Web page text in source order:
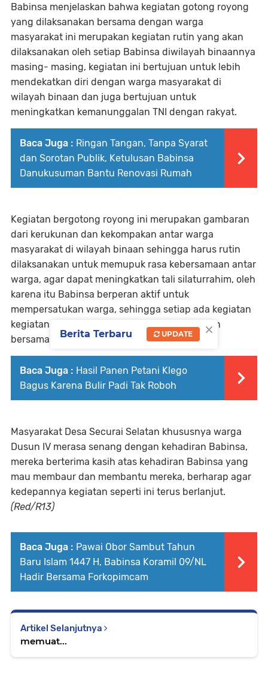
Babinsa menjelaskan bahwa kegiatan gotong royong
yang dilaksanakan bersama dengan warga
masyarakat ini merupakan kegiatan rutin yang akan
dilaksanakan oleh setiap Babinsa diwilayah binaannya
masing- masing, kegiatan ini bertujuan untuk lebih
mendekatkan diri dengan warga masyarakat di
wilayah binaan dan juga bertujuan untuk
meningkatkan kemanunggalan TNI dengan rakyat.
Baca Juga : Ringan Tangan, Tanpa Syarat
dan Sorotan Publik, Ketulusan Babinsa
Danukusuman Bantu Renovasi Rumah
Kegiatan bergotong royong ini merupakan gambaran
dari kerukunan dan kekompakan antar warga
masyarakat di wilayah binaan sehingga harus rutin
dilaksanakan untuk memupuk rasa kebersamaan antar
warga, agar dapat meningkatkan tali silaturrahim, oleh
karena itu Babinsa berperan aktif untuk
mempersatukan warga, sehingga setiap ada kegiatan
kegiatan yang bersifat positif bisa diselesaikan
bersama sama.
Baca Juga : Hasil Panen Petani Klego
Bagus Karena Bulir Padi Tak Roboh
Masyarakat Desa Securai Selatan khususnya warga
Dusun IV merasa senang dengan kehadiran Babinsa,
mereka berterima kasih atas kehadiran Babinsa yang
mau membaur dan membantu mereka, berharap agar
kedepannya kegiatan seperti ini terus berlanjut.
(Red/R13)
Baca Juga : Pawai Obor Sambut Tahun
Baru Islam 1447 H, Babinsa Koramil 09/NL
Hadir Bersama Forkopimcam
Artikel Selanjutnya
memuat...
×
Berita Terbaru UPDATE